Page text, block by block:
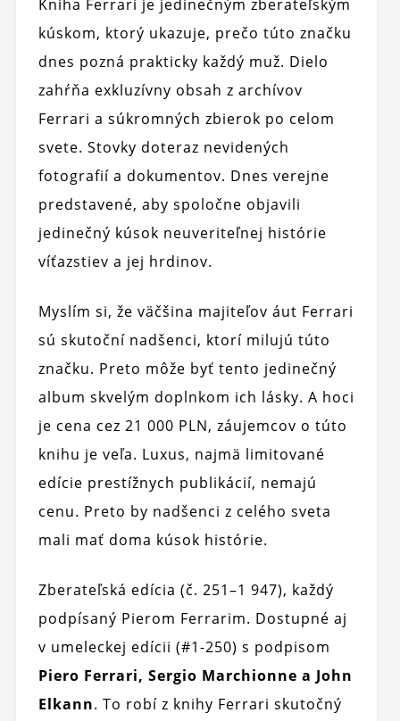
Kniha Ferrari je jedinečným zberateľským
kúskom, ktorý ukazuje, prečo túto značku
dnes pozná prakticky každý muž. Dielo
zahŕňa exkluzívny obsah z archívov
Ferrari a súkromných zbierok po celom
svete. Stovky doteraz nevidených
fotografií a dokumentov. Dnes verejne
predstavené, aby spoločne objavili
jedinečný kúsok neuveriteľnej histórie
víťazstiev a jej hrdinov.
Myslím si, že väčšina majiteľov áut Ferrari
sú skutoční nadšenci, ktorí milujú túto
značku. Preto môže byť tento jedinečný
album skvelým doplnkom ich lásky. A hoci
je cena cez 21 000 PLN, záujemcov o túto
knihu je veľa. Luxus, najmä limitované
edície prestížnych publikácií, nemajú
cenu. Preto by nadšenci z celého sveta
mali mať doma kúsok histórie.
Zberateľská edícia (č. 251–1 947), každý
podpísaný Pierom Ferrarim. Dostupné aj
v umeleckej edícii (#1-250) s podpisom
Piero Ferrari, Sergio Marchionne a John
Elkann. To robí z knihy Ferrari skutočný